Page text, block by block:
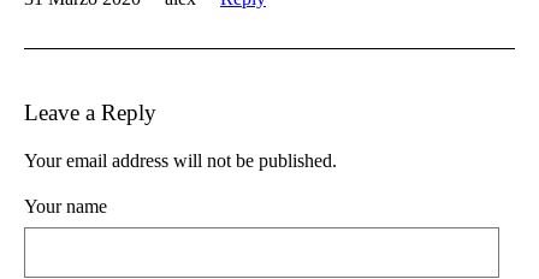
Leave a Reply
Your email address will not be published.
Your name